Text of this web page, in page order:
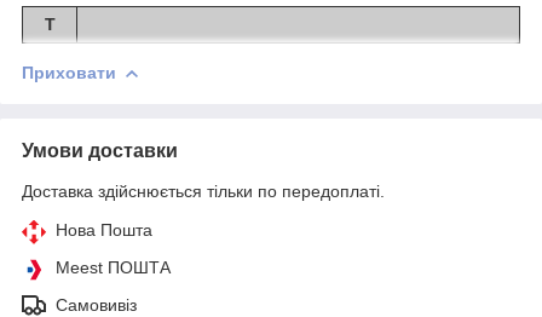
Т
Приховати
Умови доставки
Доставка здійснюється тільки по передоплаті.
Нова Пошта
Meest ПОШТА
Самовивіз